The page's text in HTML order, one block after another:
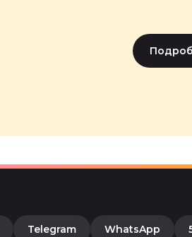
Telegram WhatsApp